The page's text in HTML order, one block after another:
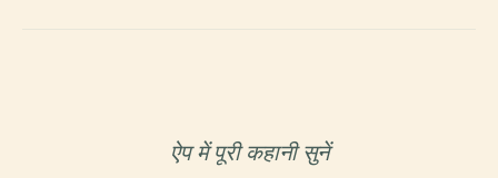
ऐप में पूरी कहानी सुनें